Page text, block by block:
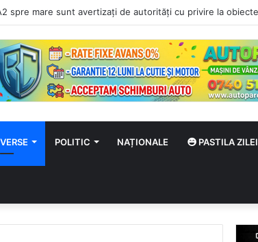
2.500 de lei. Focul s-a extins la vegetația uscată
POLITIC NAȚIONALE PASTILA ZILEI